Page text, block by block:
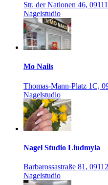
Str. der Nationen 46,
Nagelstudio
Mo Nails
Thomas-Mann-Platz 1C,
Nagelstudio
Nagel Studio Liudmyla
Barbarossastraße 81,
Nagelstudio